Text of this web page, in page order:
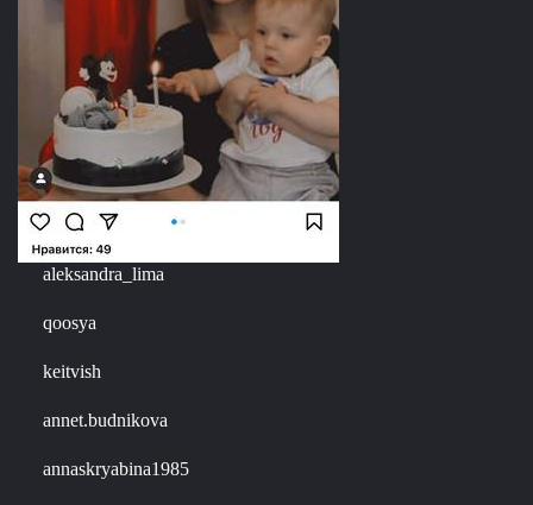
aleksandra_lima
qoosya
keitvish
annet.budnikova
annaskryabina1985